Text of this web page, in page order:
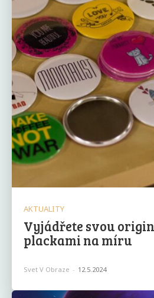
AKTUALITY
Vyjádřete svou
plackami na míru
Svet V Obraze - 12.5.2024